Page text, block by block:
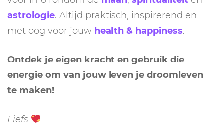
astrologie. Altijd praktisch, inspirerend en
met oog voor jouw health & happiness.
Ontdek je eigen kracht en gebruik die
energie om van jouw leven je droomleven
te maken!
Liefs